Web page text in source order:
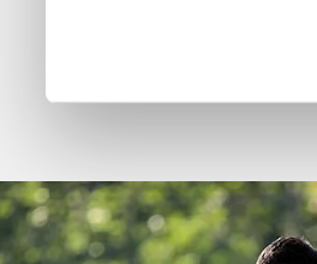
Her halükârda, kullanıcılar,
amacıyla kullanılmaktadır.
reklam/pazarlama